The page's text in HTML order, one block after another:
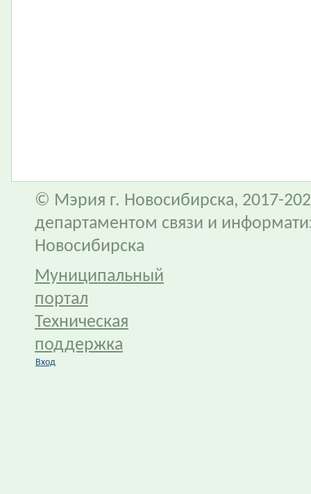
© Мэрия г. Новосибирска, 2017-
департаментом связи и
Новосибирска
Муниципальный
портал
Техническая
поддержка
Вход